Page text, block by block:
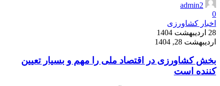
admin2
0
اخبار کشاورزی
28 اردیبهشت 1404
اردیبهشت 28, 1404
بخش کشاورزی در اقتصاد ملی را مهم و بسیار تعیین
کننده است